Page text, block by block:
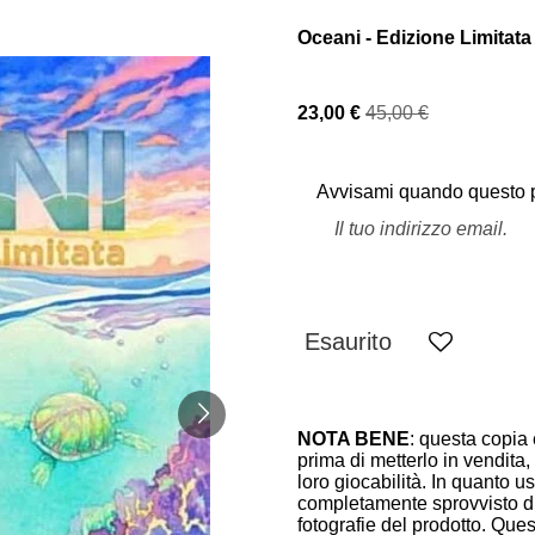
Oceani - Edizione Limitata
23,00 € 45,00 €
Avvisami quando questo
Esaurito
NOTA BENE: questa copia
prima di metterlo in
loro giocabilità. In quanto
completamente sprovvisto
fotografie del prodotto.